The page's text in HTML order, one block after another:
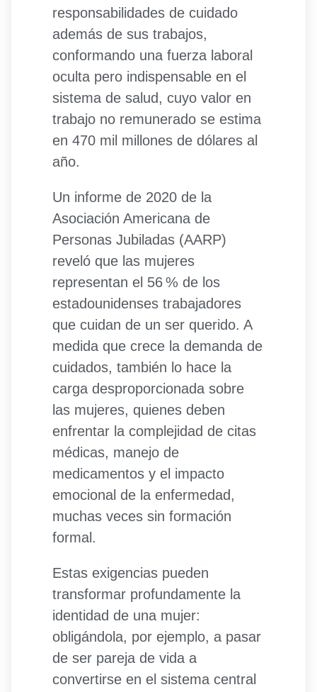
responsabilidades de cuidado
además de sus trabajos,
conformando una fuerza laboral
oculta pero indispensable en el
sistema de salud, cuyo valor en
trabajo no remunerado se estima
en 470 mil millones de dólares al
año.
Un informe de 2020 de la
Asociación Americana de
Personas Jubiladas (AARP)
reveló que las mujeres
representan el 56 % de los
estadounidenses trabajadores
que cuidan de un ser querido. A
medida que crece la demanda de
cuidados, también lo hace la
carga desproporcionada sobre
las mujeres, quienes deben
enfrentar la complejidad de citas
médicas, manejo de
medicamentos y el impacto
emocional de la enfermedad,
muchas veces sin formación
formal.
Estas exigencias pueden
transformar profundamente la
identidad de una mujer:
obligándola, por ejemplo, a pasar
de ser pareja de vida a
convertirse en el sistema central